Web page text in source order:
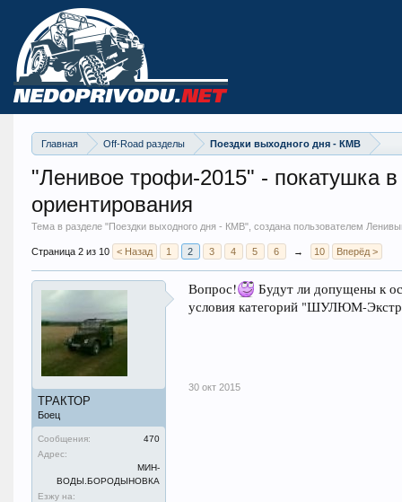
Главная Off-Road разделы Поездки выходного дня - КМВ
"Ленивое трофи-2015" - покатушка
ориентирования
Тема в разделе "Поездки выходного дня - КМВ", создана пользователем
Страница 2 из 10 < Назад 1 2 3 4 5 6 → 10 Вперёд >
ТРАКТОР
Боец
Сообщения:
470
Адрес:
МИН-
ВОДЫ.БОРОДЫНОВКА
Езжу на:
Вопрос!
Будут ли допущены к
условия категорий "ШУЛЮМ-
30 окт 2015